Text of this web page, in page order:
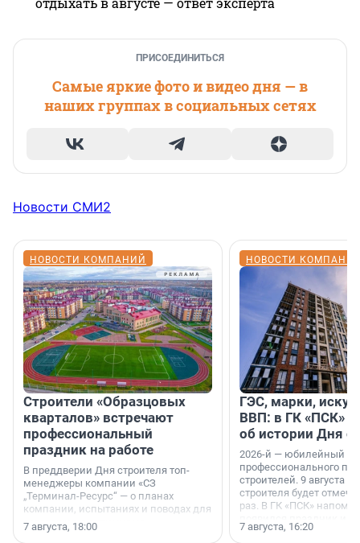
ПРИСОЕДИНИТЬСЯ
Самые яркие фото и видео дня — в
наших группах в социальных сетях
Новости СМИ2
НОВОСТИ КОМПАНИЙ
Строители «Образцовых
кварталов» встречают
профессиональный
праздник на работе
В преддверии Дня строителя топ-
менеджеры компании «СЗ
„Терминал-Ресурс“ — о планах
компании, испытаниях и поводах для
осторожного оптимизма.
7 августа, 18:00
НОВОСТИ
ГЭС, марки,
ВВП: в ГК «ПСК»
об истории Дня
2026-й — юбилейный
профессионального
строителей. 9 августа
строителя будет
раз. В ГК «ПСК»
поменялась роль
7 августа, 16:20